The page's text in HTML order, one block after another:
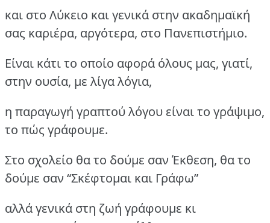
και στο Λύκειο και γενικά στην ακαδημαϊκή
σας καριέρα, αργότερα, στο Πανεπιστήμιο.
Είναι κάτι το οποίο αφορά όλους μας, γιατί,
στην ουσία, με λίγα λόγια,
η παραγωγή γραπτού λόγου είναι το γράψιμο,
το πώς γράφουμε.
Στο σχολείο θα το δούμε σαν Έκθεση, θα το
δούμε σαν “Σκέφτομαι και Γράφω”
αλλά γενικά στη ζωή γράφουμε κι